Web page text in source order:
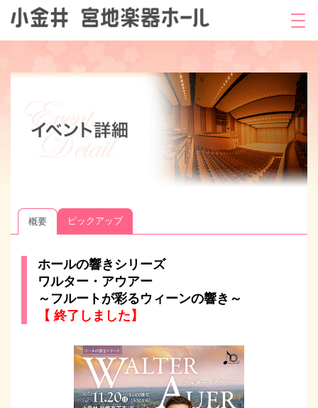
概要 ピックアップ
ホールの響きシリーズ
ワルター・アウアー
～フルートが彩るウィーンの響き～
【 終了しました】